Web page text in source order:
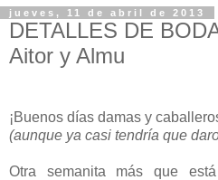
jueves, 11 de abril de 2013
DETALLES DE
Aitor y Almu
¡Buenos días damas y
(aunque ya casi tendría que
Otra semanita más que